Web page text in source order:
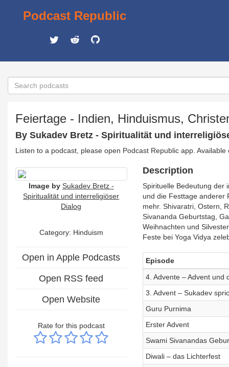
Podcast Republic
Feiertage - Indien, Hinduismus,
By Sukadev Bretz - Spiritualität und
Listen to a podcast, please open Podcast Republic app.
Image by Sukadev Bretz -
Spiritualität und interreligiöser
Dialog
Category: Hinduism
Open in Apple Podcasts
Open RSS feed
Open Website
Rate for this podcast
Description
Spirituelle Bedeutung der
und die Festtage anderer
mehr. Shivaratri, Ostern,
Sivananda Geburtstag,
Weihnachten und
Feste bei Yoga Vidya
Episode
4. Advente – Advent und
3. Advent – Sukadev
Guru Purnima
Erster Advent
Swami Sivanandas
Diwali – das Lichterfest